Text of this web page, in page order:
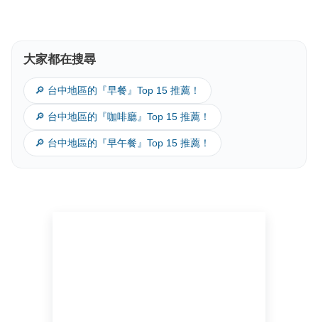
大家都在搜尋
🔎 台中地區的『早餐』Top 15 推薦！
🔎 台中地區的『咖啡廳』Top 15 推薦！
🔎 台中地區的『早午餐』Top 15 推薦！